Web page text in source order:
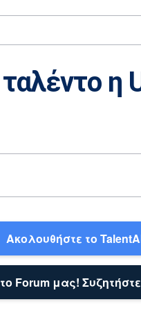
ταλέντο
Ακολουθήστε το
Forum μας!